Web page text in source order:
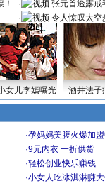
！ ·
张元首透露戒
·
令人惊叹太空
式
女儿李嫣曝光 酒井法子
·孕妈妈美腹火爆加
·9元内衣 一折供货
·轻松创业快乐赚钱
·小女人吃冰淇淋赚